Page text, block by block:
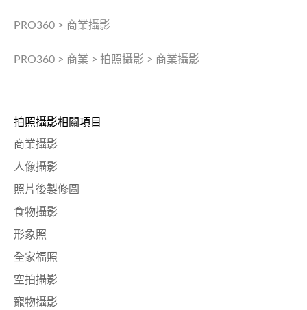
PRO360 > 商業攝影
PRO360 > 商業 > 拍照攝影 > 商業攝影
拍照攝影相關項目
商業攝影
人像攝影
照片後製修圖
食物攝影
形象照
全家福照
空拍攝影
寵物攝影